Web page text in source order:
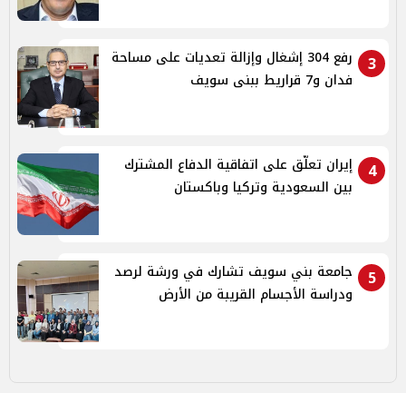
3
رفع 304 إشغال وإزالة تعديات على مساحة
فدان و7 قراريط ببنى سويف
4
إيران تعلّق على اتفاقية الدفاع المشترك
بين السعودية وتركيا وباكستان
5
جامعة بني سويف تشارك في ورشة لرصد
ودراسة الأجسام القريبة من الأرض